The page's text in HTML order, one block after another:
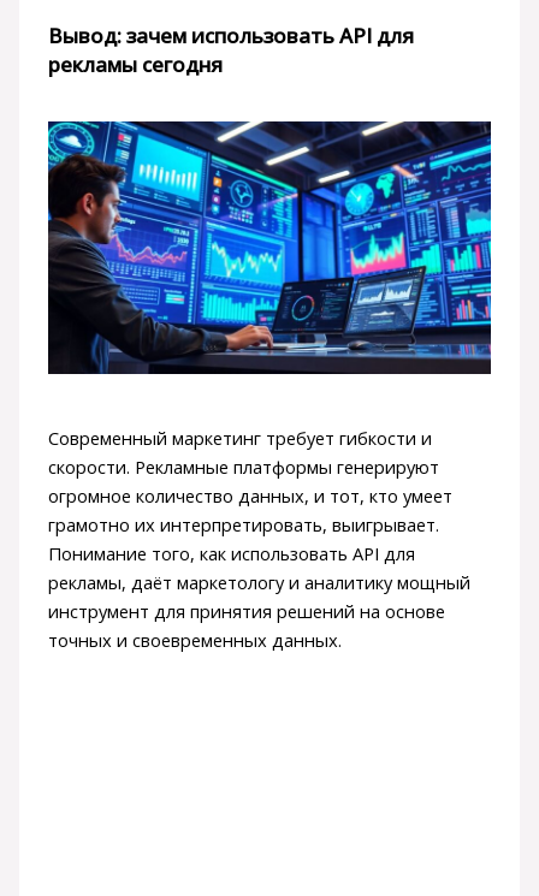
Вывод: зачем использовать API для
рекламы сегодня
Современный маркетинг требует гибкости и
скорости. Рекламные платформы генерируют
огромное количество данных, и тот, кто умеет
грамотно их интерпретировать, выигрывает.
Понимание того, как использовать API для
рекламы, даёт маркетологу и аналитику мощный
инструмент для принятия решений на основе
точных и своевременных данных.